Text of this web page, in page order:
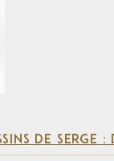
DE SERGE